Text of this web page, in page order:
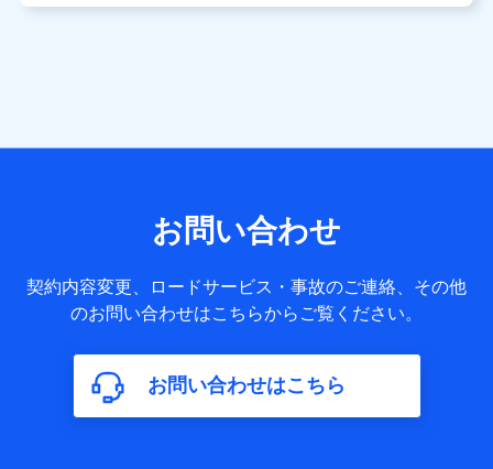
用します。
サービス提供等を通じて取得した、以下の情報などの個人デ
基本情報
氏名、電話番号、メールアドレス、お客さまの識別子、
属性、連絡先、dポイントサービスのご利用に関する情
構成、住所、dポイント残高、dポイント利用履歴などが
含まれます。
利用情報
お問い合わせ
契約内容変更、ロードサービス・事故のご連絡、その他
のお問い合わせはこちらからご覧ください。
お問い合わせはこちら